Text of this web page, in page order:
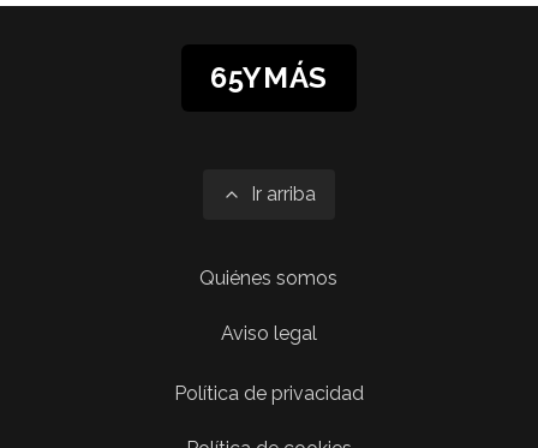
65YMÁS
Ir arriba
Quiénes somos
Aviso legal
Política de privacidad